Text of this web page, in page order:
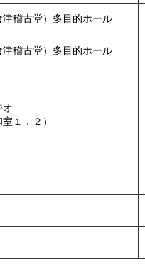
稽古堂）多目的ホール
稽古堂）多目的ホール
オ
．２）